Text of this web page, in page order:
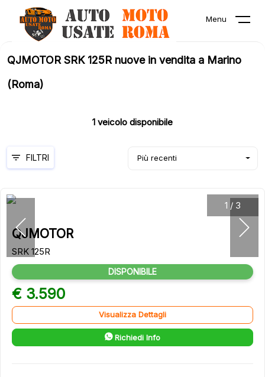
Menu
QJMOTOR SRK 125R nuove in vendita a Marino
(Roma)
1 veicolo disponibile
Più recenti
FILTRI
1 / 3
QJMOTOR
SRK 125R
DISPONIBILE
€ 3.590
Visualizza Dettagli
Richiedi Info